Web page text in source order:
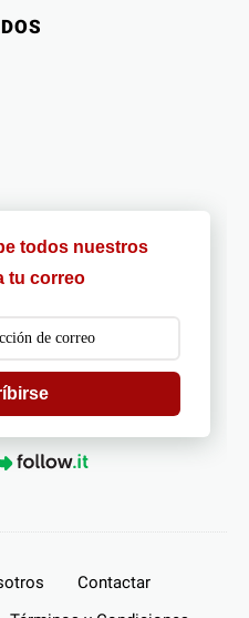
todos nuestros
tu correo
Contactar